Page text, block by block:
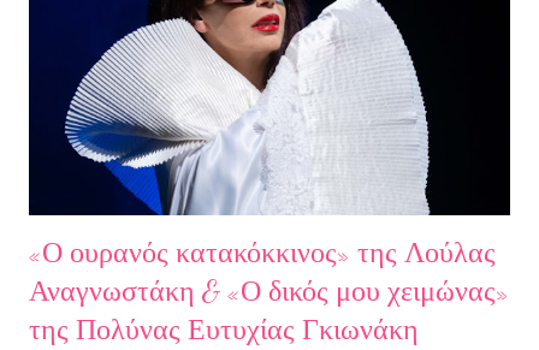
μουσικοσυνθέτης Πέννυ Μπινιάρη και ο σκηνοθέτης Στέργιος
Παπαευαγγέλου Σκηνοθεσία: Δημήτρης Σωτηράκης Βοηθός
Σκηνοθέτης: Νεκταρία Δασκαλάκη Παρουσιάστηκαν τα βιβλία
"Ο πόλεμος δεν τελείωσε ακόμα" μυθιστόρημα του Στάθη
Βαλούκου και τα ε...
«Ο ουρανός κατακόκκινος» της Λούλας
Αναγνωστάκη & «Ο δικός μου χειμώνας»
της Πολύνας Ευτυχίας Γκιωνάκη